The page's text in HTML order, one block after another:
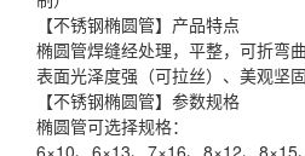
【不锈钢椭圆管】产品特点
椭圆管焊缝经处理，平整，可折弯
表面光泽度强（可拉丝）、美观坚固
【不锈钢椭圆管】参数规格
椭圆管可选择规格：